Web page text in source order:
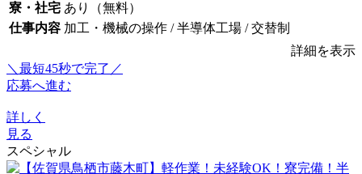
寮・社宅 あり（無料）
仕事内容 加工・機械の操作 / 半導体工場 / 交替制
詳細を表示
＼最短45秒で完了／
応募へ進む
詳しく
見る
スペシャル